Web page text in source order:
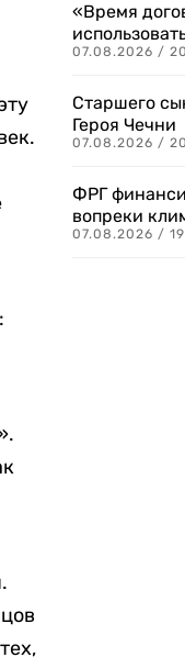
«Время
07.08.2026 /
Старшего
Героя Чечни
07.08.2026 /
ФРГ
вопреки
07.08.2026 /